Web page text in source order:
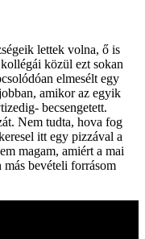
lettek volna, ő is
közül ezt sokan
elmesélt egy
amikor az egyik
becsengetett.
Nem tudta, hova fog
itt egy pizzával a
magam, amiért a mai
bevételi forrásom